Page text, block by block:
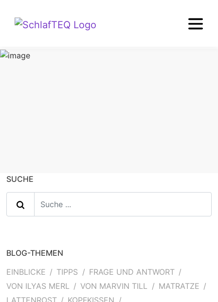
SUCHE
BLOG-THEMEN
EINBLICKE
TIPPS
FRAGE UND ANTWORT
VON ILYAS MERL
VON MARVIN TILL
MATRATZE
LATTENROST
KOPFKISSEN